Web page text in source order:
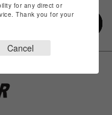
for any direct or
Thank you for your
Cancel